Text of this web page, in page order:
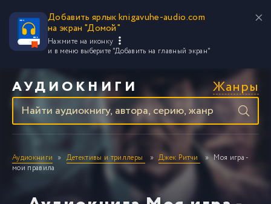
Добавить ярлык knigavuhe-audio.com
на экран "Домой"
Нажмите на иконку
и в меню выберите "Добавить на главный экран"
АУДИОКНИГИ Жанры
Аудиокниги Детективы и триллеры Джек Ритчи
Моя игра -
мои правила